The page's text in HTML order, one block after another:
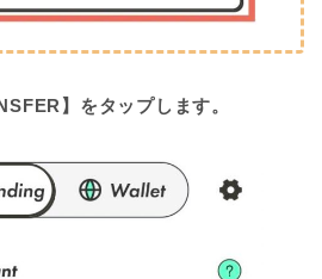
】をタップします。